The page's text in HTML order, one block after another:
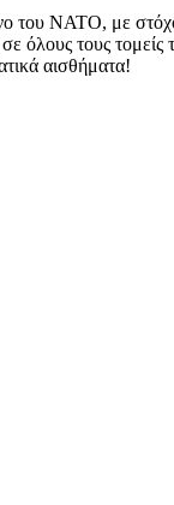
ΝΑΤΟ, με
όλους τους
αισθήματα!